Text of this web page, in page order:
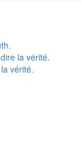
la vérité.
vérité.